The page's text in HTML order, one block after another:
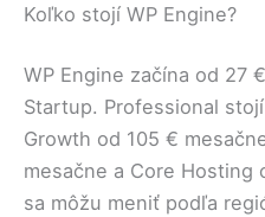
Koľko stojí WP Engine?
WP Engine začína od 27
Startup. Professional
Growth od 105 €
mesačne a Core Hosting
sa môžu meniť podľa